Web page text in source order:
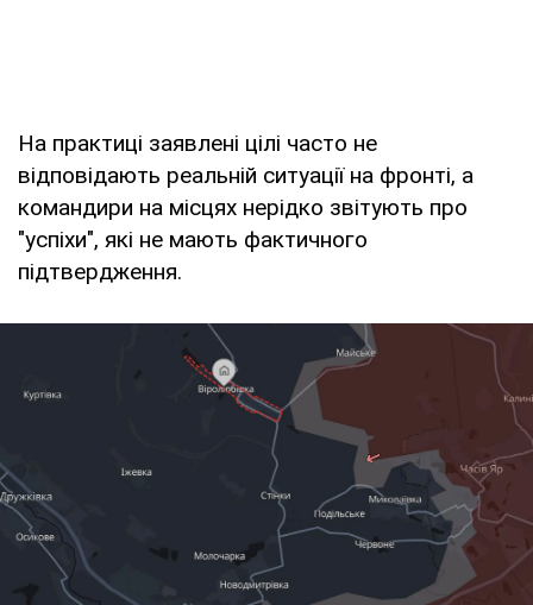
На практиці заявлені цілі часто не
відповідають реальній ситуації на фронті, а
командири на місцях нерідко звітують про
"успіхи", які не мають фактичного
підтвердження.